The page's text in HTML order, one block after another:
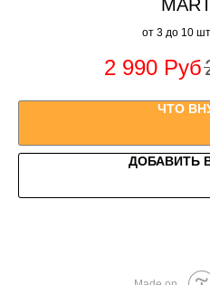
от 3 до 10 шт
от 51 до 100
от 101 до 200 -
2 990 Руб
ЧТО
ДОБАВИТЬ